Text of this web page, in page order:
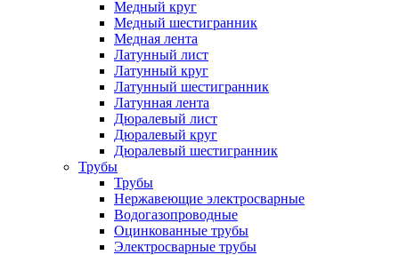
Медный круг
Медный шестигранник
Медная лента
Латунный лист
Латунный круг
Латунный шестигранник
Латунная лента
Дюралевый лист
Дюралевый круг
Дюралевый шестигранник
Трубы
Трубы
Нержавеющие электросварные
Водогазопроводные
Оцинкованные трубы
Электросварные трубы